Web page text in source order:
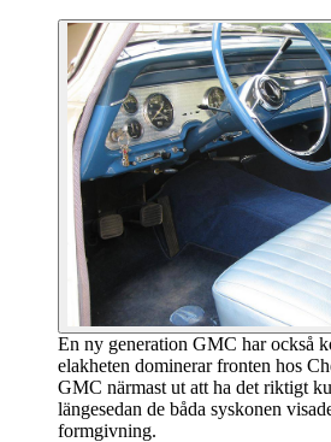
En ny generation GMC har också
elakheten dominerar fronten hos
GMC närmast ut att ha det riktigt
längesedan de båda syskonen
formgivning.